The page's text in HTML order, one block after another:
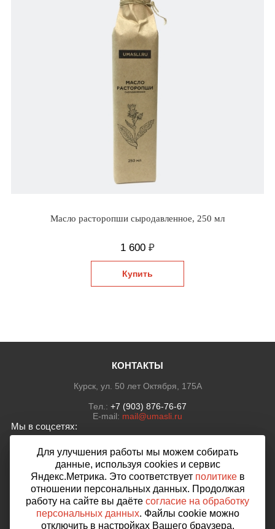
Масло расторопши сыродавленное, 250 мл
1 600 ₽
КОНТАКТЫ
Курск, ул. 50 лет Октября, 175А
Тел.: +7 (903) 876-76-67
E-mail: mail@umasli.ru
Мы в соцсетях:
Мы принимаем к оплате:
Для улучшения работы мы можем собирать
данные, используя cookies и сервис
Яндекс.Метрика. Это соответствует политикев
отношении персональных данных. Продолжая
работу на сайте вы даёте согласие на обработку
персональных данных. Файлы cookie можно
отключить в настройках Вашего браузера.